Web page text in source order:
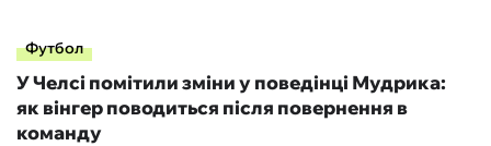
Футбол
У Челсі помітили зміни у поведінці Мудрика:
як вінгер поводиться після повернення в
команду